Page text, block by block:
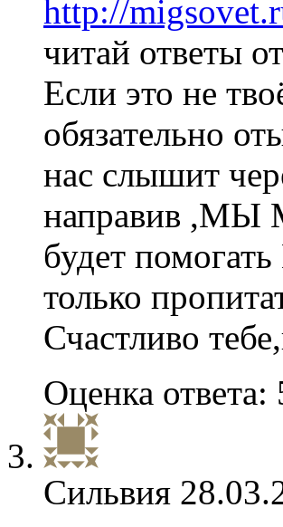
http://
читай ответы
Если это не
обязательно
нас слышит
направив
будет
только
Счастливо
Оценка ответа:
Сильвия